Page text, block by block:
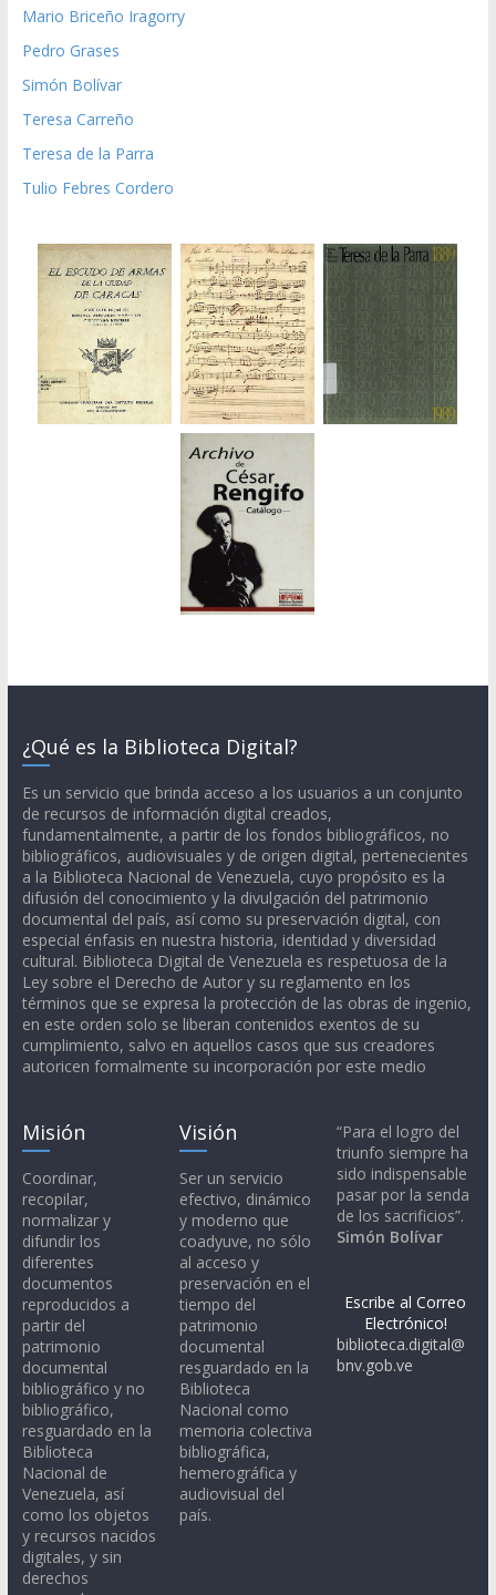
Mario Briceño Iragorry
Pedro Grases
Simón Bolívar
Teresa Carreño
Teresa de la Parra
Tulio Febres Cordero
¿Qué es la Biblioteca Digital?
Es un servicio que brinda acceso a los usuarios a un conjunto
de recursos de información digital creados,
fundamentalmente, a partir de los fondos bibliográficos, no
bibliográficos, audiovisuales y de origen digital, pertenecientes
a la Biblioteca Nacional de Venezuela, cuyo propósito es la
difusión del conocimiento y la divulgación del patrimonio
documental del país, así como su preservación digital, con
especial énfasis en nuestra historia, identidad y diversidad
cultural. Biblioteca Digital de Venezuela es respetuosa de la
Ley sobre el Derecho de Autor y su reglamento en los
términos que se expresa la protección de las obras de ingenio,
en este orden solo se liberan contenidos exentos de su
cumplimiento, salvo en aquellos casos que sus creadores
autoricen formalmente su incorporación por este medio
Misión
Coordinar,
recopilar,
normalizar y
difundir los
diferentes
documentos
reproducidos a
partir del
patrimonio
documental
bibliográfico y no
bibliográfico,
resguardado en la
Biblioteca
Nacional de
Venezuela, así
como los objetos
y recursos nacidos
digitales, y sin
derechos
Visión
Ser un servicio
efectivo, dinámico
y moderno que
coadyuve, no sólo
al acceso y
preservación en el
tiempo del
patrimonio
documental
resguardado en la
Biblioteca
Nacional como
memoria colectiva
bibliográfica,
hemerográfica y
audiovisual del
país.
“Para el logro del
triunfo siempre ha
sido indispensable
pasar por la senda
de los sacrificios”.
Simón Bolívar
Escribe al Correo
Electrónico!
biblioteca.digital@
bnv.gob.ve